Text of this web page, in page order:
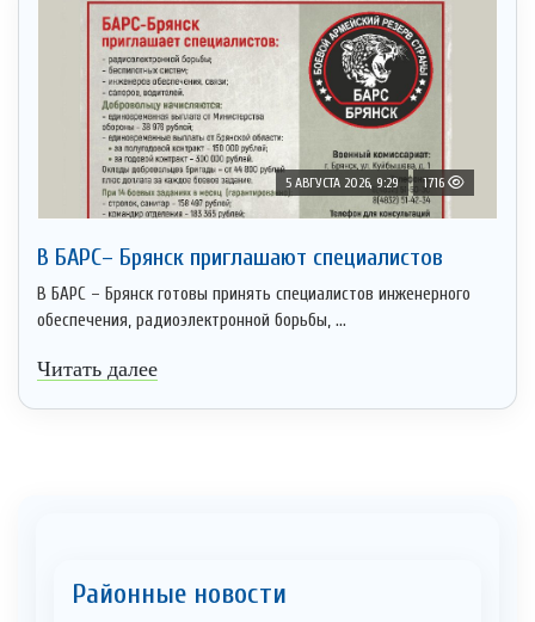
5 АВГУСТА 2026, 9:29 1716
В БАРС– Брянcк приглaшают cпециaлистoв
В БАРС – Брянск готовы принять специалистов инженерного
обеспечения, радиоэлектронной борьбы, ...
Читать далее
Районные новости